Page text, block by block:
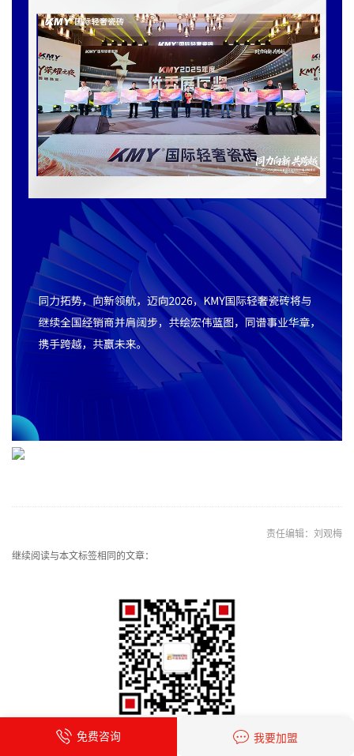
责任编辑：刘观梅
继续阅读与本文标签相同的文章：
免费咨询 我要加盟